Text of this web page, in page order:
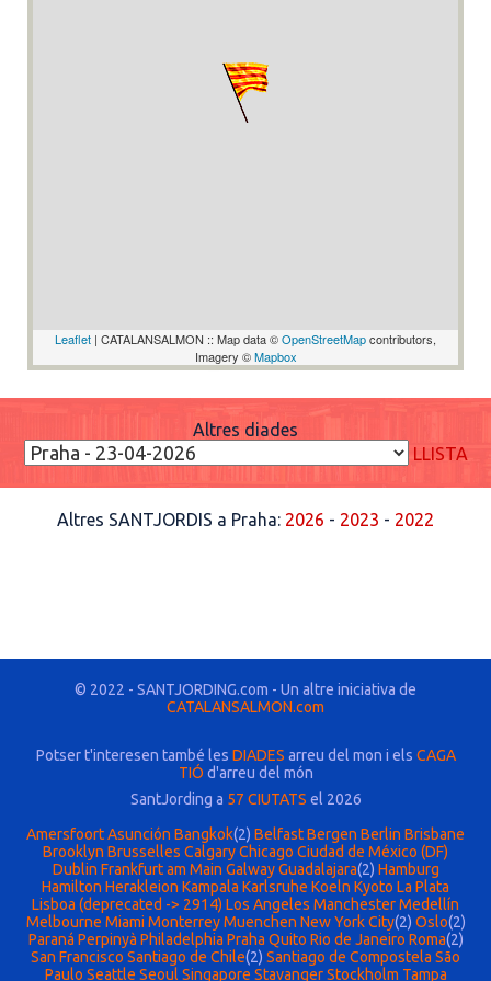
Leaflet | CATALANSALMON :: Map data ©OpenStreetMapcontributors,
Imagery ©Mapbox
Altres diades
LLISTA
Altres SANTJORDIS a Praha: 2026 - 2023 - 2022
© 2022 - SANTJORDING.com - Un altre iniciativa de
CATALANSALMON.com
Potser t'interesen també les DIADES arreu del mon i els CAGA
TIÓ d'arreu del món
SantJording a 57 CIUTATS el 2026
AmersfoortAsunción Bangkok(2) BelfastBergen Berlin Brisbane
Brooklyn Brusselles CalgaryChicago Ciudad de México (DF)
Dublin Frankfurt am Main Galway Guadalajara(2) Hamburg
Hamilton Herakleion Kampala Karlsruhe Koeln Kyoto La Plata
Lisboa (deprecated -> 2914) Los Angeles ManchesterMedellín
Melbourne Miami Monterrey Muenchen New York City(2) Oslo(2)
Paraná Perpinyà Philadelphia Praha Quito Rio de Janeiro Roma(2)
San Francisco Santiago de Chile(2) Santiago de Compostela São
Paulo Seattle Seoul Singapore Stavanger Stockholm Tampa